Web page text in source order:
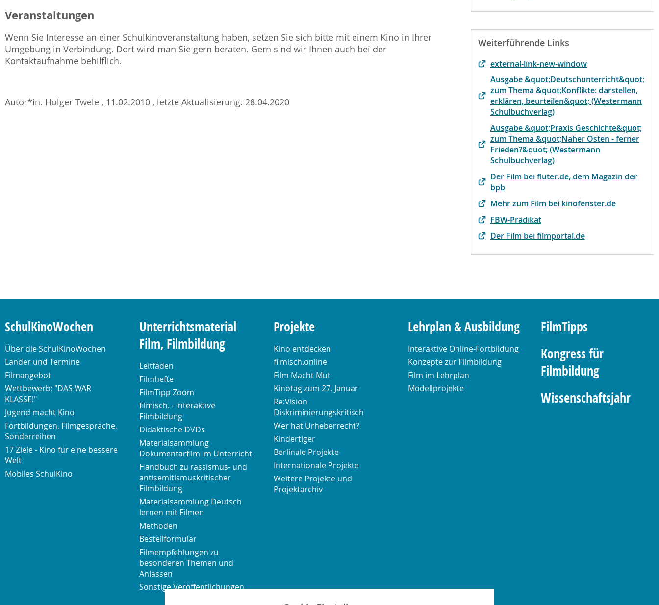
Veranstaltungen
Wenn Sie Interesse an einer Schulkinoveranstaltung haben, setzen Sie sich bitte mit einem Kino in Ihrer
Umgebung in Verbindung. Dort wird man Sie gern beraten. Gern sind wir Ihnen auch bei der
Kontaktaufnahme behilflich.
Autor*in: Holger Twele , 11.02.2010 , letzte Aktualisierung: 28.04.2020
Weiterführende Links
external-link-new-window
Ausgabe &quot;Deutschunterricht&quot;
zum Thema &quot;Konflikte: darstellen,
erklären, beurteilen&quot; (Westermann
Schulbuchverlag)
Ausgabe &quot;Praxis Geschichte&quot;
zum Thema &quot;Naher Osten - ferner
Frieden?&quot; (Westermann
Schulbuchverlag)
Der Film bei fluter.de, dem Magazin der
bpb
Mehr zum Film bei kinofenster.de
FBW-Prädikat
Der Film bei filmportal.de
SchulKinoWochen
Über die SchulKinoWochen
Länder und Termine
Filmangebot
Wettbewerb: "DAS WAR
KLASSE!"
Jugend macht Kino
Fortbildungen, Filmgespräche,
Sonderreihen
17 Ziele - Kino für eine bessere
Welt
Mobiles SchulKino
Unterrichtsmaterial
Film, Filmbildung
Leitfäden
Filmhefte
FilmTipp Zoom
filmisch. - interaktive
Filmbildung
Didaktische DVDs
Materialsammlung
Dokumentarfilm im Unterricht
Handbuch zu rassismus- und
antisemitismuskritischer
Filmbildung
Materialsammlung Deutsch
lernen mit Filmen
Methoden
Bestellformular
Filmempfehlungen zu
besonderen Themen und
Anlässen
Sonstige Veröffentlichungen
Projekte
Kino entdecken
filmisch.online
Film Macht Mut
Kinotag zum 27. Januar
Re:Vision
Diskriminierungskritisch
Wer hat Urheberrecht?
Kindertiger
Berlinale Projekte
Internationale Projekte
Weitere Projekte und
Projektarchiv
Lehrplan & Ausbildung
Interaktive Online-Fortbildung
Konzepte zur Filmbildung
Film im Lehrplan
Modellprojekte
FilmTipps
Kongress für
Filmbildung
Wissenschaftsjahr